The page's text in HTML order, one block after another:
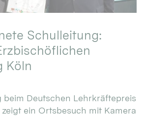
Schulleitung:
Köln
beim Deutschen Lehrkräftepreis
ein Ortsbesuch mit Kamera